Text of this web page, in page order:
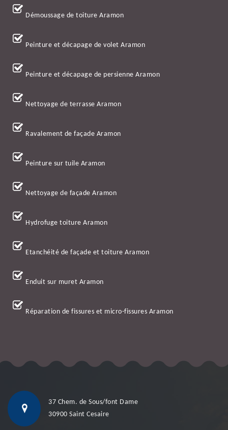
Démoussage de toiture Aramon
Peinture et décapage de volet Aramon
Peinture et décapage de persienne Aramon
Nettoyage de terrasse Aramon
Ravalement de façade Aramon
Peinture sur tuile Aramon
Nettoyage de façade Aramon
Hydrofuge toiture Aramon
Etanchéité de façade et toiture Aramon
Enduit sur muret Aramon
Réparation de fissures et micro-fissures Aramon
37 Chem. de Sous/font Dame
30900 Saint Cesaire